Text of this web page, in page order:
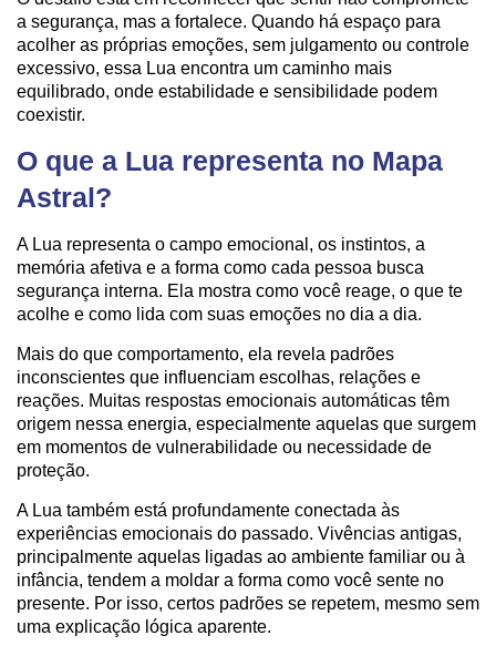
a segurança, mas a fortalece. Quando há espaço para
acolher as próprias emoções, sem julgamento ou controle
excessivo, essa Lua encontra um caminho mais
equilibrado, onde estabilidade e sensibilidade podem
coexistir.
O que a Lua representa no Mapa
Astral?
A Lua representa o campo emocional, os instintos, a
memória afetiva e a forma como cada pessoa busca
segurança interna. Ela mostra como você reage, o que te
acolhe e como lida com suas emoções no dia a dia.
Mais do que comportamento, ela revela padrões
inconscientes que influenciam escolhas, relações e
reações. Muitas respostas emocionais automáticas têm
origem nessa energia, especialmente aquelas que surgem
em momentos de vulnerabilidade ou necessidade de
proteção.
A Lua também está profundamente conectada às
experiências emocionais do passado. Vivências antigas,
principalmente aquelas ligadas ao ambiente familiar ou à
infância, tendem a moldar a forma como você sente no
presente. Por isso, certos padrões se repetem, mesmo sem
uma explicação lógica aparente.